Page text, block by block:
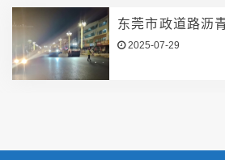
东莞市政道路沥
2025-07-29